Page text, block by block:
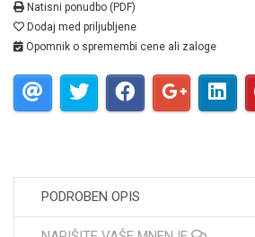
Natisni ponudbo (PDF)
Dodaj med priljubljene
Opomnik o spremembi cene ali zaloge
PODROBEN OPIS